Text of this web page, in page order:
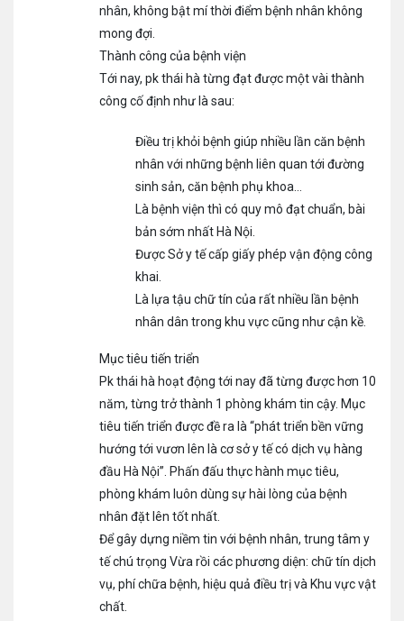
nhân, không bật mí thời điểm bệnh nhân không
mong đợi.
Thành công của bệnh viện
Tới nay, pk thái hà từng đạt được một vài thành
công cố định như là sau:
Điều trị khỏi bệnh giúp nhiều lần căn bệnh
nhân với những bệnh liên quan tới đường
sinh sản, căn bệnh phụ khoa…
Là bệnh viện thì có quy mô đạt chuẩn, bài
bản sớm nhất Hà Nội.
Được Sở y tế cấp giấy phép vận động công
khai.
Là lựa tậu chữ tín của rất nhiều lần bệnh
nhân dân trong khu vực cũng như cận kề.
Mục tiêu tiến triển
Pk thái hà hoạt động tới nay đã từng được hơn 10
năm, từng trở thành 1 phòng khám tin cậy. Mục
tiêu tiến triển được đề ra là “phát triển bền vững
hướng tới vươn lên là cơ sở y tế có dịch vụ hàng
đầu Hà Nội”. Phấn đấu thực hành mục tiêu,
phòng khám luôn dùng sự hài lòng của bệnh
nhân đặt lên tốt nhất.
Để gây dựng niềm tin với bệnh nhân, trung tâm y
tế chú trọng Vừa rồi các phương diện: chữ tín dịch
vụ, phí chữa bệnh, hiệu quả điều trị và Khu vực vật
chất.